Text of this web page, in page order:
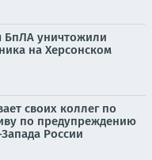
БпЛА уничтожили
на Херсонском
своих коллег по
по предупреждению
России